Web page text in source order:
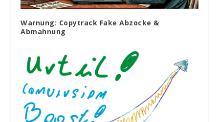
Warnung: Copytrack Fake Abzocke &
Abmahnung